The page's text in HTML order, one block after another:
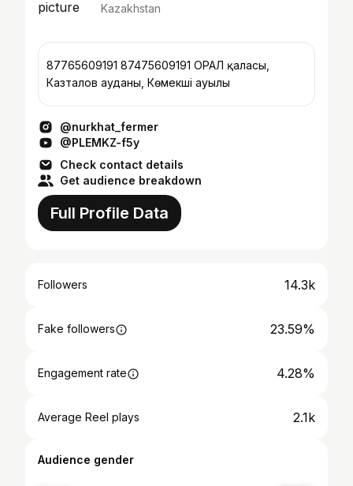
Kazakhstan
87765609191 87475609191 ОРАЛ қаласы,
Казталов ауданы, Көмекші ауылы
@nurkhat_fermer
@PLEMKZ-f5y
Check contact details
Get audience breakdown
Full Profile Data
Followers 14.3k
Fake followers 23.59%
Engagement rate 4.28%
Average Reel plays 2.1k
Audience gender